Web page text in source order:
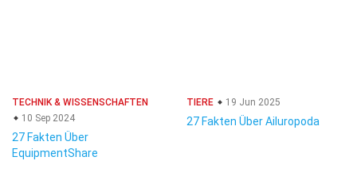
TECHNIK & WISSENSCHAFTEN
10 Sep 2024
27 Fakten Über
EquipmentShare
TIERE 19 Jun 2025
27 Fakten Über Ailuropoda